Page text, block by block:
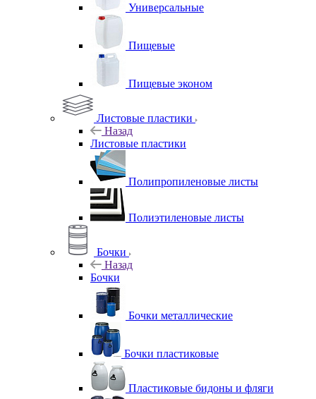
Универсальные
Пищевые
Пищевые эконом
Листовые пластики
Назад
Листовые пластики
Полипропиленовые листы
Полиэтиленовые листы
Бочки
Назад
Бочки
Бочки металлические
Бочки пластиковые
Пластиковые бидоны и фляги